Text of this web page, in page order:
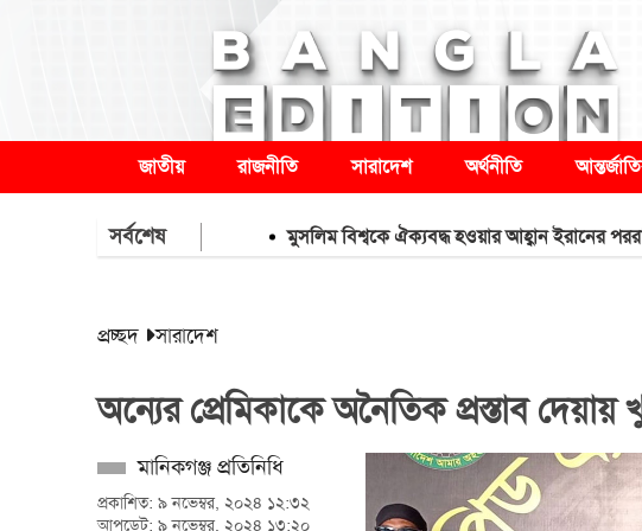
জাতীয় রাজনীতি সারাদেশ অর্থনীতি
সর্বশেষ মুসলিম বিশ্বকে ঐক্যবদ্ধ হওয়ার আহ্বান ইরানের পররাষ্ট্রমন্ত্রীর
প্রচ্ছদ সারাদেশ
অন্যের প্রেমিকাকে অনৈতিক প্রস্তাব
মানিকগঞ্জ প্রতিনিধি
প্রকাশিত: ৯ নভেম্বর, ২০২৪ ১২:৩২
আপডেট: ৯ নভেম্বর, ২০২৪ ১৩:২০